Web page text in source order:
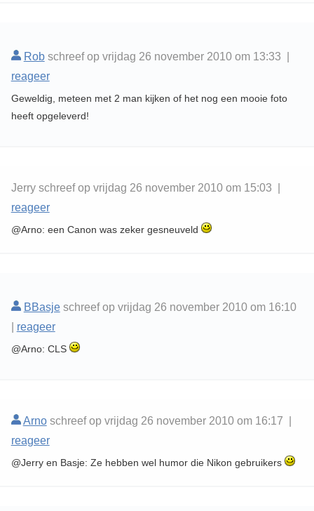
Robschreef op vrijdag 26 november 2010 om 13:33 |
reageer
Geweldig, meteen met 2 man kijken of het nog een mooie foto
heeft opgeleverd!
Jerry schreef op vrijdag 26 november 2010 om 15:03 |
reageer
@Arno: een Canon was zeker gesneuveld
BBasjeschreef op vrijdag 26 november 2010 om 16:10
reageer
@Arno: CLS
Arnoschreef op vrijdag 26 november 2010 om 16:17 |
reageer
@Jerry en Basje: Ze hebben wel humor die Nikon gebruikers